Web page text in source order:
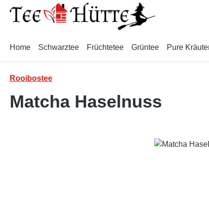
Hauptinhalt springen
Zur Suche springen
Zur Hauptnavigation springen
Home Schwarztee Früchtetee Grüntee Pure
Rooibostee
Matcha Haselnuss